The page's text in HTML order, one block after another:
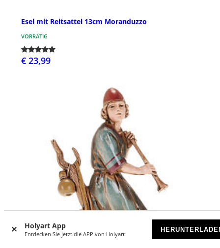
Holyart App
Entdecken Sie jetzt die APP von Holyart
Esel mit Reitsattel 13cm Moranduzzo
VORRÄTIG
€ 23,99